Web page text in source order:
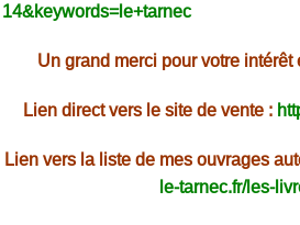
14&keywords=le+tarnec
Un grand merci pour votre intérêt
Lien direct vers le site de vente :
Lien vers la liste de mes ouvrages
le-tarnec.fr/les-